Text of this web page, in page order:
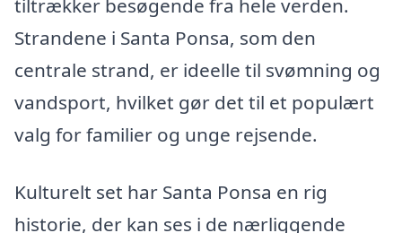
tiltrækker besøgende fra hele verden.
Strandene i Santa Ponsa, som den
centrale strand, er ideelle til svømning og
vandsport, hvilket gør det til et populært
valg for familier og unge rejsende.
Kulturelt set har Santa Ponsa en rig
historie, der kan ses i de nærliggende